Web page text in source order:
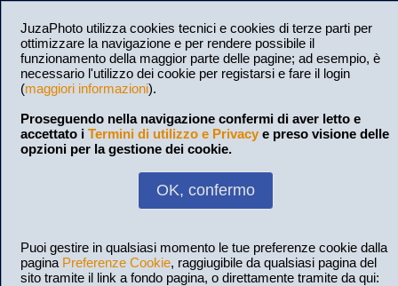
JuzaPhoto utilizza cookies tecnici e cookies di terze parti per
ottimizzare la navigazione e per rendere possibile il
funzionamento della maggior parte delle pagine; ad esempio, è
necessario l'utilizzo dei cookie per registarsi e fare il login
(maggiori informazioni).
Proseguendo nella navigazione confermi di aver letto e
accettato i Termini di utilizzo e Privacy e preso visione delle
opzioni per la gestione dei cookie.
OK, confermo
Puoi gestire in qualsiasi momento le tue preferenze cookie dalla
pagina Preferenze Cookie, raggiugibile da qualsiasi pagina del
sito tramite il link a fondo pagina, o direttamente tramite da qui: